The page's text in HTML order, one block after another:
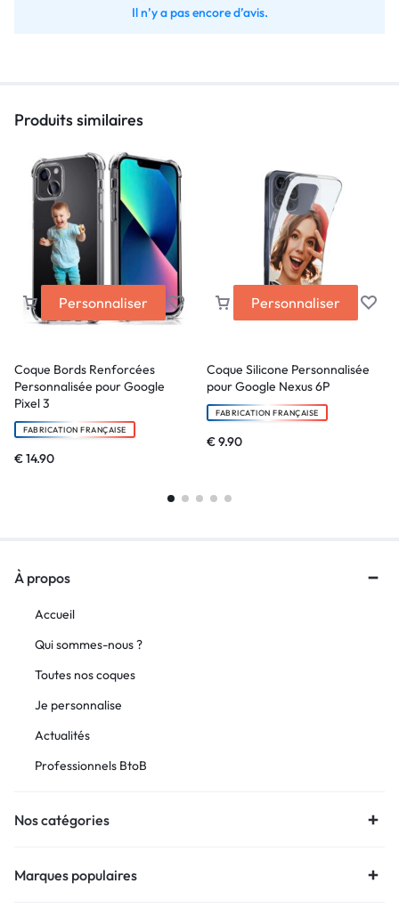
Il n’y a pas encore d’avis.
Produits similaires
Personnaliser
Coque Bords Renforcées
Personnalisée pour Google
Pixel 3
FABRICATION FRANÇAISE
€14.90
Personnaliser
Coque Silicone Personnalisée
pour Google Nexus 6P
FABRICATION FRANÇAISE
€9.90
À propos
Accueil
Qui sommes-nous ?
Toutes nos coques
Je personnalise
Actualités
Professionnels BtoB
Nos catégories
Marques populaires